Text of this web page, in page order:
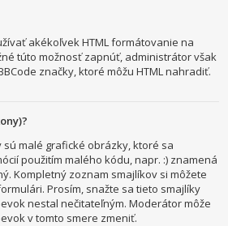
akékoľvek HTML formátovanie na
túto možnosť zapnúť, administrátor však
značky, ktoré môžu HTML nahradiť.
malé grafické obrázky, ktoré sa
použitím malého kódu, napr. :) znamená
Kompletný zoznam smajlíkov si môžete
Prosím, snažte sa tieto smajlíky
nestal nečitateľným. Moderátor môže
v tomto smere zmeniť.